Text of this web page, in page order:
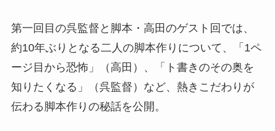
第一回目の呉監督と脚本・高田のゲスト回では、
約10年ぶりとなる二人の脚本作りについて、「1ペ
ージ目から恐怖」（高田）、「ト書きのその奥を
知りたくなる」（呉監督）など、熱きこだわりが
伝わる脚本作りの秘話を公開。